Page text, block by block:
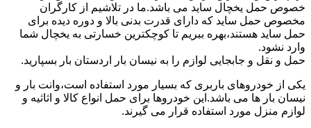
خصوص حمل یخچال ساید می باشد.ما در تلاشیم از کارگران
مخصوص حمل ساید که دارای قدرت بدنی بالا و دوره دیده برای
حمل ساید هستند،بهره ببریم تا کوچکترین خسارتی به یخچال شما
وارد نشود.
حمل و نقل و جابجایی لوازم را به نیسان بار اردستان بار بسپارید.
یکی از خودروهای باربری که بسیار مورد استفاده است،وانت بار و
نیسان بار ها می باشد.این خودروها برای حمل انواع کالا و اثاثیه و
لوازم منزل مورد استفاده قرار می گیرند.